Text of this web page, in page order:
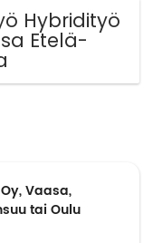
Hybridityö
Etelä-
Vaasa,
tai Oulu